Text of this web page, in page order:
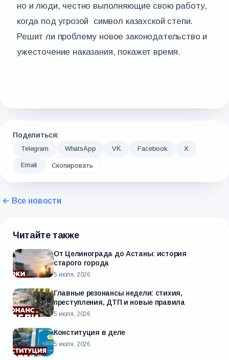
но и люди, честно выполняющие свою работу,
когда под угрозой символ казахской степи.
Решит ли проблему новое законодательство и
ужесточение наказания, покажет время.
Поделиться:
Telegram WhatsApp VK Facebook X
Email Скопировать
← Все новости
Читайте также
От Целинограда до Астаны: история
старого города
5 июля, 2026
Главные резонансы недели: стихия,
преступления, ДТП и новые правила
5 июля, 2026
Конституция в деле
5 июля, 2026